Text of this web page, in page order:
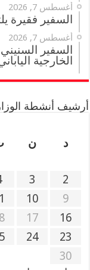
أغسطس 7, 2026
السفير فقيرة
أغسطس 7, 2026
السفير
الخارجية
أرشيف أنشطة
د
ن
2
3
9
10
16
17
23
24
30